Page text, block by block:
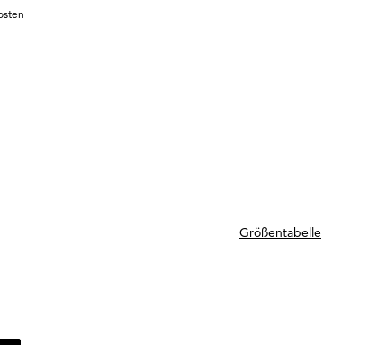
Größentabelle